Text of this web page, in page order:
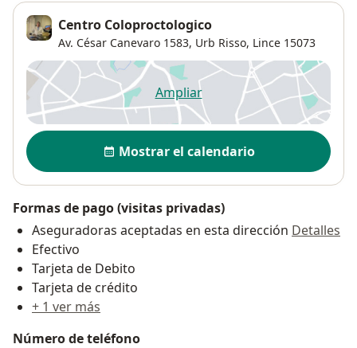
Centro Coloproctologico
Av. César Canevaro 1583, Urb Risso, Lince 15073
Ampliarse abre en una nueva
Disponibilidad
Mostrar el calendario
Formas de pago (visitas privadas)
Aseguradoras aceptadas en esta dirección Detalles
Efectivo
Tarjeta de Debito
Tarjeta de crédito
+ 1 ver más
Número de teléfono